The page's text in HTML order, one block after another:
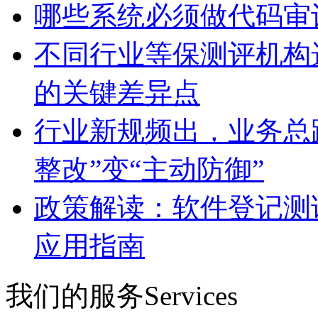
哪些系统必须做代码
不同行业等保测评机
的关键差异点
行业新规频出，业务
整改”变“主动防御”
政策解读：软件登记
应用指南
我们的服务Services